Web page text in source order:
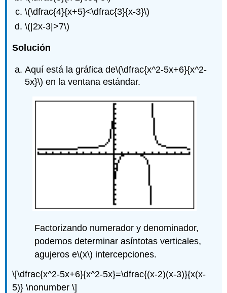
\(\dfrac{4}{x+5}<\dfrac{3}{x-3}\)
\(|2x-3|>7\)
Solución
Aquí está la gráfica de\(\dfrac{x^2-5x+6}{x^2-
5x}\) en la ventana estándar.
Factorizando numerador y denominador,
podemos determinar asíntotas verticales,
agujeros e\(x\) intercepciones.
\[\dfrac{x^2-5x+6}{x^2-5x}=\dfrac{(x-2)(x-3)}{x(x-
5)} \nonumber \]